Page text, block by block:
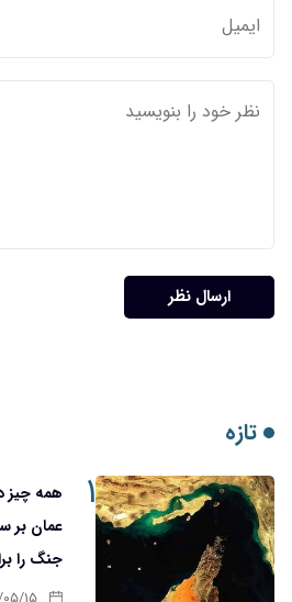
ارسال نظر
تازه
۱
همه چیز
عمان بر
جنگ را